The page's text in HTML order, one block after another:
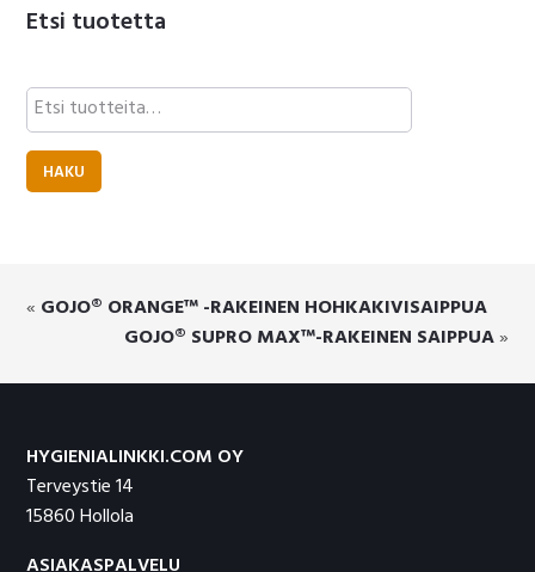
Etsi tuotetta
Etsi:
HAKU
« GOJO® ORANGE™ -RAKEINEN HOHKAKIVISAIPPUA
GOJO® SUPRO MAX™-RAKEINEN SAIPPUA»
HYGIENIALINKKI.COM OY
Terveystie 14
15860 Hollola